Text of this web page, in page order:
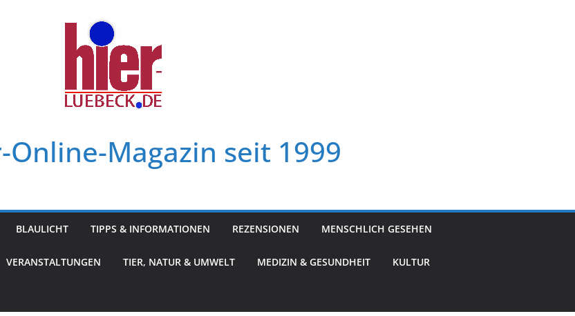
Online-Magazin seit 1999
BLAULICHT TIPPS & INFORMATIONEN REZENSIONEN MENSCHLICH GESEHEN
VERANSTALTUNGEN TIER, NATUR & UMWELT MEDIZIN & GESUNDHEIT KULTUR